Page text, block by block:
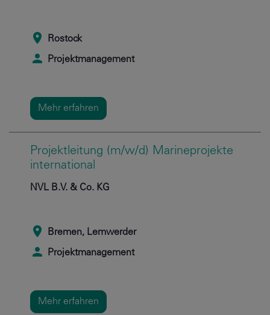
Rostock
Projektmanagement
Mehr erfahren
Projektleitung (m/w/d) Marineprojekte
international
NVL B.V. & Co. KG
Bremen, Lemwerder
Projektmanagement
Mehr erfahren